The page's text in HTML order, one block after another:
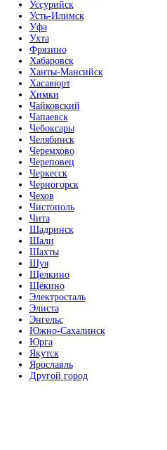
Уссурийск
Усть-Илимск
Уфа
Ухта
Фрязино
Хабаровск
Ханты-Мансийск
Хасавюрт
Химки
Чайковский
Чапаевск
Чебоксары
Челябинск
Черемхово
Череповец
Черкесск
Черногорск
Чехов
Чистополь
Чита
Шадринск
Шали
Шахты
Шуя
Щелкино
Щёкино
Электросталь
Элиста
Энгельс
Южно-Сахалинск
Юрга
Якутск
Ярославль
Другой город